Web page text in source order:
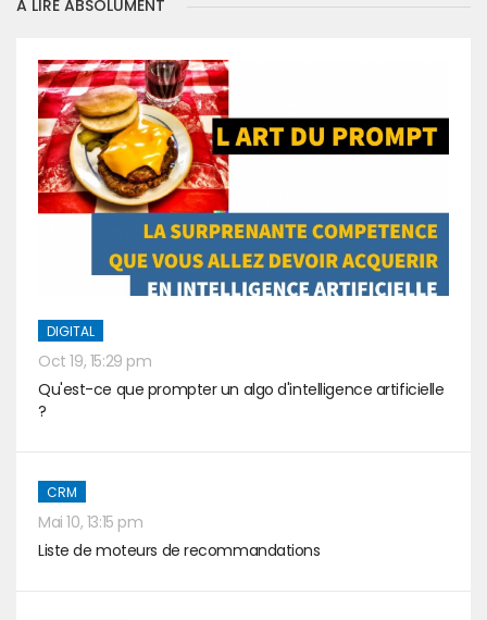
A LIRE ABSOLUMENT
DIGITAL
Oct 19, 15:29 pm
Qu'est-ce que prompter un algo d'intelligence artificielle
?
CRM
Mai 10, 13:15 pm
Liste de moteurs de recommandations